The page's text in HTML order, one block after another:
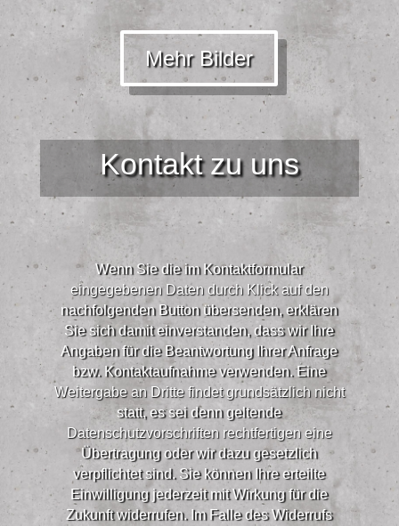
Mehr Bilder
Kontakt zu uns
Wenn Sie die im Kontaktformular
eingegebenen Daten durch Klick auf den
nachfolgenden Button übersenden, erklären
Sie sich damit einverstanden, dass wir Ihre
Angaben für die Beantwortung Ihrer Anfrage
bzw. Kontaktaufnahme verwenden. Eine
Weitergabe an Dritte findet grundsätzlich nicht
statt, es sei denn geltende
Datenschutzvorschriften rechtfertigen eine
Übertragung oder wir dazu gesetzlich
verpflichtet sind. Sie können Ihre erteilte
Einwilligung jederzeit mit Wirkung für die
Zukunft widerrufen. Im Falle des Widerrufs